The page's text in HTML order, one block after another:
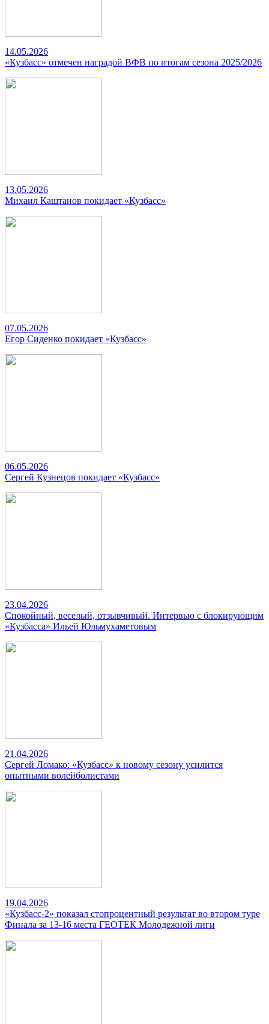
14.05.2026
«Кузбасс» отмечен наградой ВФВ по итогам сезона 2025/2026
13.05.2026
Михаил Каштанов покидает «Кузбасс»
07.05.2026
Егор Сиденко покидает «Кузбасс»
06.05.2026
Сергей Кузнецов покидает «Кузбасс»
23.04.2026
Спокойный, веселый, отзывчивый. Интервью с блокирующим
«Кузбасса» Ильей Юльмухаметовым
21.04.2026
Сергей Ломако: «Кузбасс» к новому сезону усилится
опытными волейболистами
19.04.2026
«Кузбасс-2» показал стопроцентный результат во втором туре
Финала за 13-16 места ГЕОТЕК Молодежной лиги